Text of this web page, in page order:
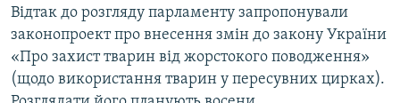
Відтак до розгляду парламенту запропонували
законопроект про внесення змін до закону України
«Про захист тварин від жорстокого поводження»
(щодо використання тварин у пересувних цирках).